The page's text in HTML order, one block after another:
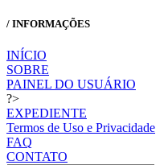
/ INFORMAÇÕES
INÍCIO
SOBRE
PAINEL DO USUÁRIO
?>
EXPEDIENTE
Termos de Uso e Privacidade
FAQ
CONTATO